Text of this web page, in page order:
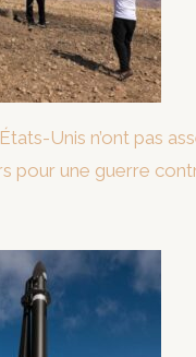
Unis n’ont pas
pour une guerre